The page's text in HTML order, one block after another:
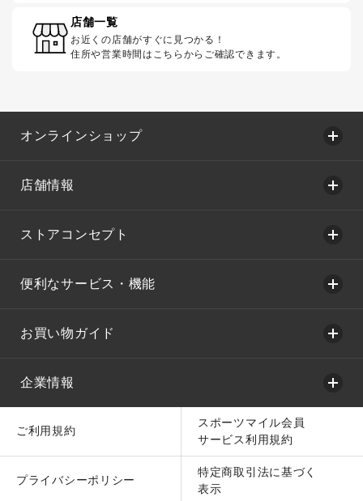
店舗一覧
お近くの店舗がすぐに見つかる！
住所や営業時間はこちらからご確認できます。
オンラインショップ
店舗情報
ストアコンセプト
便利なサービス・機能
お買い物ガイド
企業情報
ご利用規約
スポーツマイル会員
サービス利用規約
プライバシーポリシー
特定商取引法に基づく
表示